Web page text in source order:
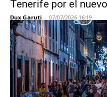
Tenerife por el
Dux Garuti - 07/07/2026 16:19